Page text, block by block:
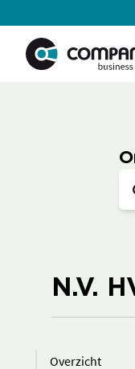
N.V.
Overzicht